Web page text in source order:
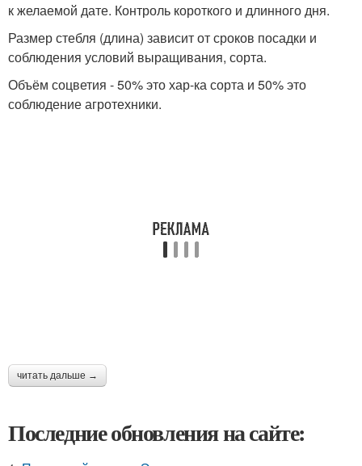
к желаемой дате. Контроль короткого и длинного дня.
Размер стебля (длина) зависит от сроков посадки и
соблюдения условий выращивания, сорта.
Объём соцветия - 50% это хар-ка сорта и 50% это
соблюдение агротехники.
читать дальше →
Последние обновления на сайте: